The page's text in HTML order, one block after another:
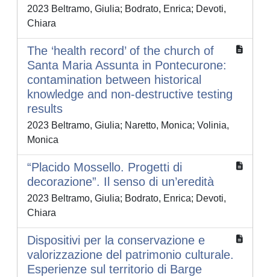
2023 Beltramo, Giulia; Bodrato, Enrica; Devoti,
Chiara
The ‘health record’ of the church of
Santa Maria Assunta in Pontecurone:
contamination between historical
knowledge and non-destructive testing
results
2023 Beltramo, Giulia; Naretto, Monica; Volinia,
Monica
“Placido Mossello. Progetti di
decorazione”. Il senso di un’eredità
2023 Beltramo, Giulia; Bodrato, Enrica; Devoti,
Chiara
Dispositivi per la conservazione e
valorizzazione del patrimonio culturale.
Esperienze sul territorio di Barge